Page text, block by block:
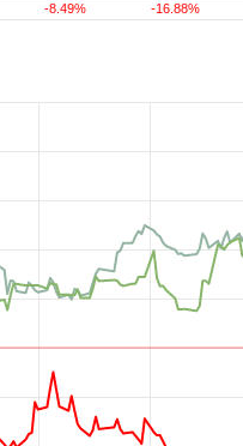
-8.49% -16.88%